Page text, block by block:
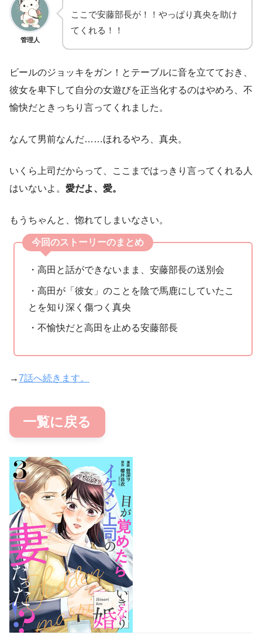
管理人
ここで安藤部長が！！やっぱり真央を助け
てくれる！！
ビールのジョッキをガン！とテーブルに音を立てておき、
彼女を卑下して自分の女遊びを正当化するのはやめろ、不
愉快だときっちり言ってくれました。
なんて男前なんだ……ほれるやろ、真央。
いくら上司だからって、ここまではっきり言ってくれる人
はいないよ。 愛だよ、愛。
もうちゃんと、惚れてしまいなさい。
今回のストーリーのまとめ
・高田と話ができないまま、安藤部長の送別会
・高田が「彼女」のことを陰で馬鹿にしていたこ
とを知り深く傷つく真央
・不愉快だと高田を止める安藤部長
→7話へ続きます。
一覧に戻る